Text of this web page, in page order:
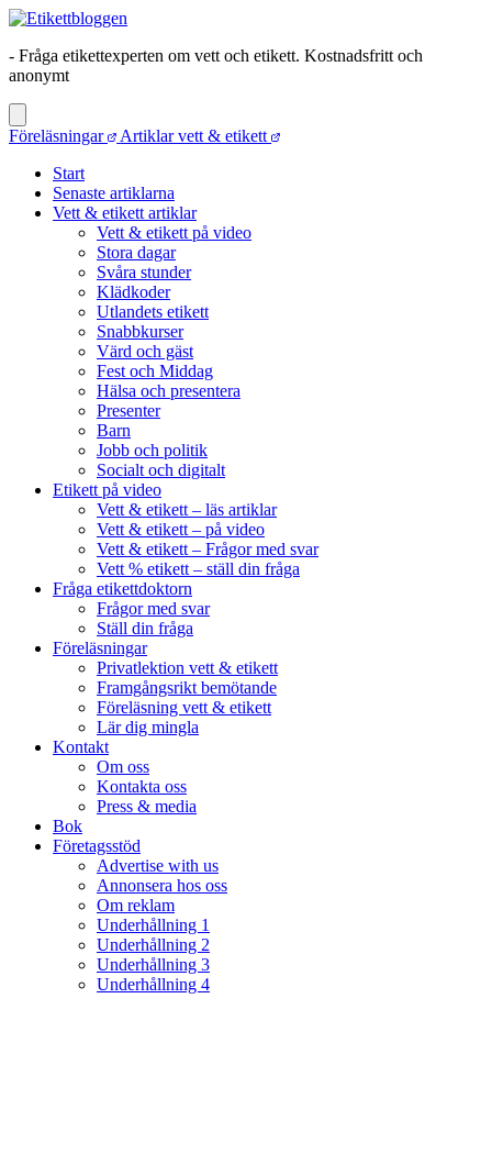
- Fråga etikettexperten om vett och etikett. Kostnadsfritt och
anonymt
Föreläsningar
Artiklar vett & etikett
Start
Senaste artiklarna
Vett & etikett artiklar
Vett & etikett på video
Stora dagar
Svåra stunder
Klädkoder
Utlandets etikett
Snabbkurser
Värd och gäst
Fest och Middag
Hälsa och presentera
Presenter
Barn
Jobb och politik
Socialt och digitalt
Etikett på video
Vett & etikett – läs artiklar
Vett & etikett – på video
Vett & etikett – Frågor med svar
Vett % etikett – ställ din fråga
Fråga etikettdoktorn
Frågor med svar
Ställ din fråga
Föreläsningar
Privatlektion vett & etikett
Framgångsrikt bemötande
Föreläsning vett & etikett
Lär dig mingla
Kontakt
Om oss
Kontakta oss
Press & media
Bok
Företagsstöd
Advertise with us
Annonsera hos oss
Om reklam
Underhållning 1
Underhållning 2
Underhållning 3
Underhållning 4